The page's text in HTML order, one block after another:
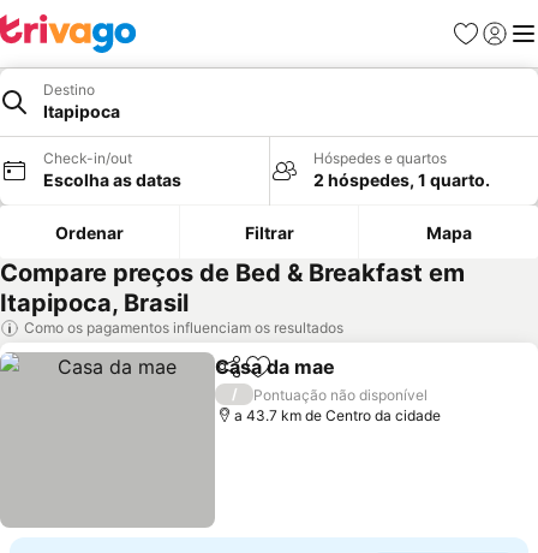
Favoritos
Iniciar
Destino
Itapipoca
Check-in/out
Escolha as datas
Hóspedes e quartos
2 hóspedes, 1 quarto.
Ordenar Filtrar Mapa
Compare preços de Bed & Breakfast em
Itapipoca, Brasil
Como os pagamentos influenciam os resultados
PartilharAdicionar aos favoritos
Casa da mae
/
Pontuação não disponível
a 43.7 km de Centro da cidade